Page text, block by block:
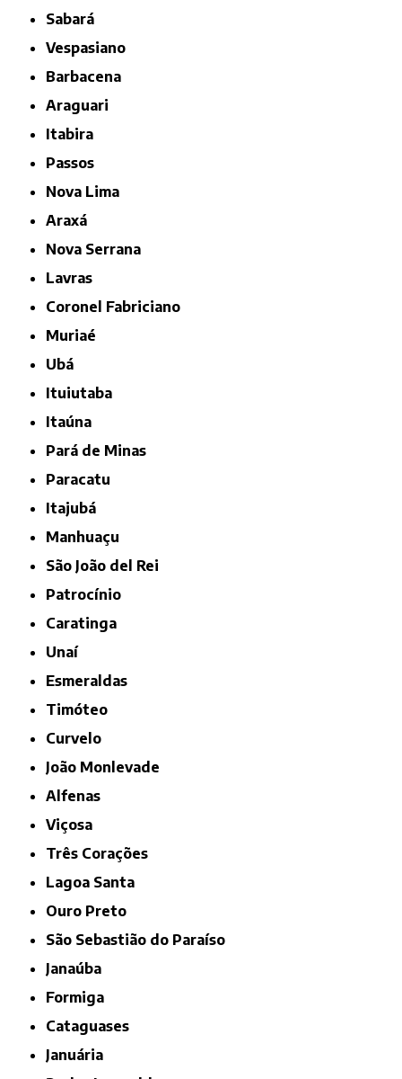
Sabará
Vespasiano
Barbacena
Araguari
Itabira
Passos
Nova Lima
Araxá
Nova Serrana
Lavras
Coronel Fabriciano
Muriaé
Ubá
Ituiutaba
Itaúna
Pará de Minas
Paracatu
Itajubá
Manhuaçu
São João del Rei
Patrocínio
Caratinga
Unaí
Esmeraldas
Timóteo
Curvelo
João Monlevade
Alfenas
Viçosa
Três Corações
Lagoa Santa
Ouro Preto
São Sebastião do Paraíso
Janaúba
Formiga
Cataguases
Januária